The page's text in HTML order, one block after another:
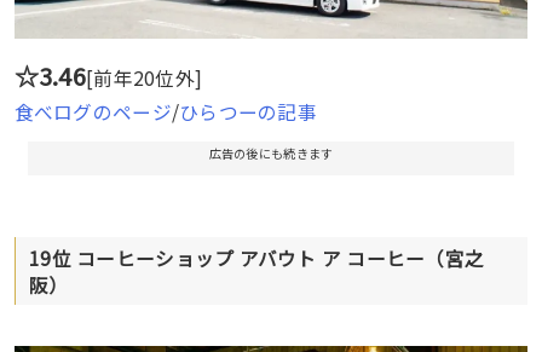
☆3.46[前年20位外]
食べログのページ/ひらつーの記事
広告の後にも続きます
19位 コーヒーショップ アバウト ア コーヒー（宮之
阪）